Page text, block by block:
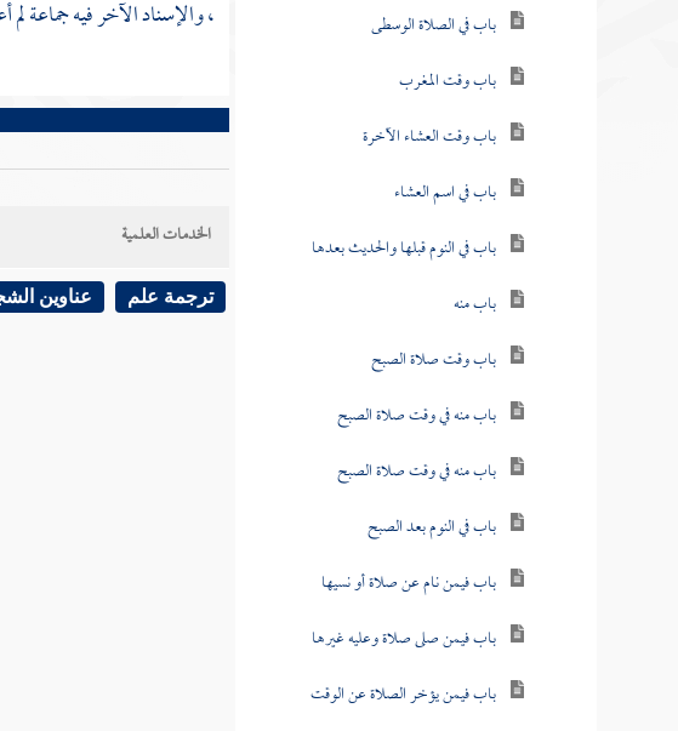
باب في الصلاة الوسطى
باب وقت المغرب
باب وقت العشاء الآخرة
باب في اسم العشاء
باب في النوم قبلها والحديث بعدها
باب منه
باب وقت صلاة الصبح
باب منه في وقت صلاة الصبح
باب منه في وقت صلاة الصبح
باب في النوم بعد الصبح
باب فيمن نام عن صلاة أو نسيها
باب فيمن صلى صلاة وعليه غيرها
باب فيمن يؤخر الصلاة عن الوقت
، والإسناد الآخر فيه جماعة
الخدمات العلمية
ترجمة علم عناوين